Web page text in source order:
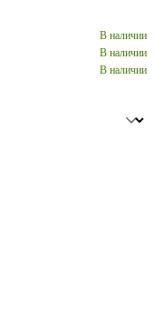
В наличии
В наличии
В наличии